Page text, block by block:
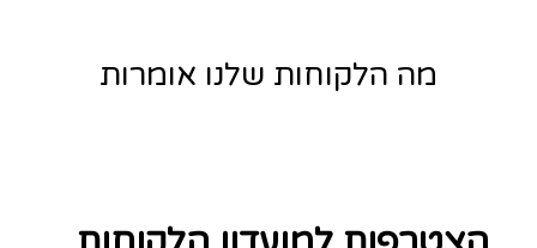
מה הלקוחות שלנו אומרות